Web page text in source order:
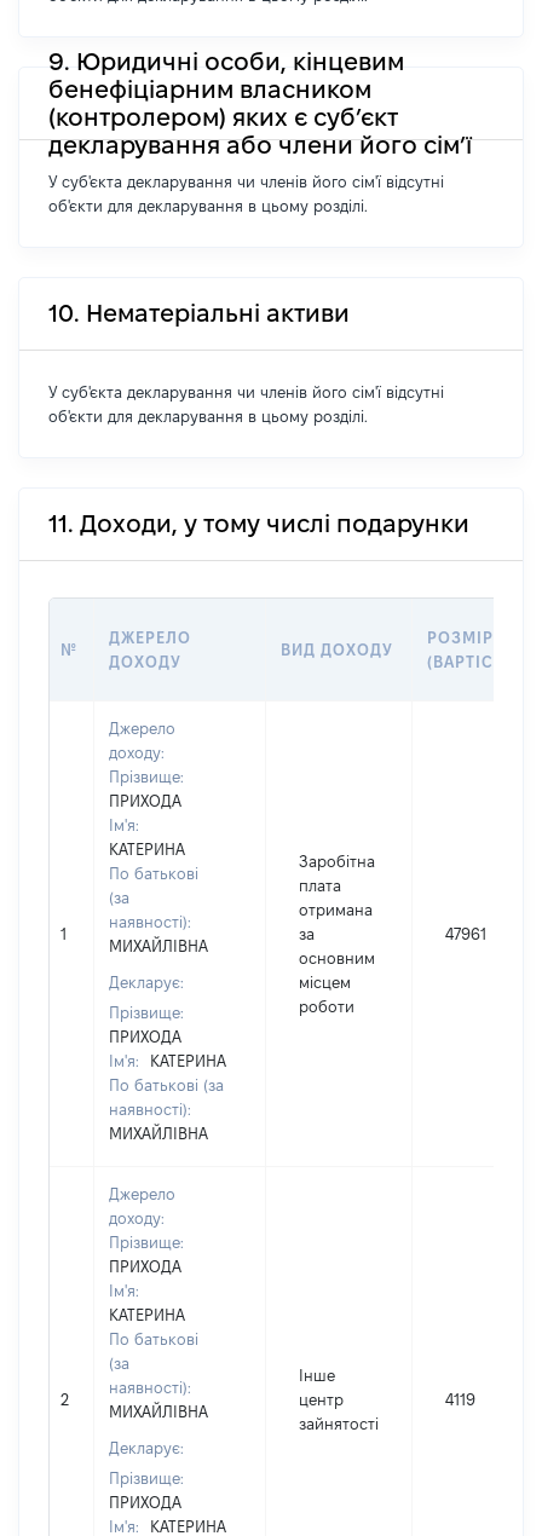
9. Юридичні особи, кінцевим
бенефіціарним власником
(контролером) яких є суб’єкт
декларування або члени його сім’ї
У суб'єкта декларування чи членів його сім'ї відсутні
об'єкти для декларування в цьому розділі.
10. Нематеріальні активи
У суб'єкта декларування чи членів його сім'ї відсутні
об'єкти для декларування в цьому розділі.
11. Доходи, у тому числі подарунки
№
ДЖЕРЕЛО
ДОХОДУ
ВИД ДОХОДУ
РОЗМІР
(ВАРТІСТЬ)
1
Джерело
доходу:
Прізвище:
ПРИХОДА
Ім'я:
КАТЕРИНА
По батькові
(за
наявності):
МИХАЙЛІВНА
Декларує:
Прізвище:
ПРИХОДА
Ім'я:
КАТЕРИНА
По батькові (за
наявності):
МИХАЙЛІВНА
Заробітна
плата
отримана
за
основним
місцем
роботи
47961
2
Джерело
доходу:
Прізвище:
ПРИХОДА
Ім'я:
КАТЕРИНА
По батькові
(за
наявності):
МИХАЙЛІВНА
Декларує:
Прізвище:
ПРИХОДА
Ім'я:
КАТЕРИНА
Інше
центр
зайнятості
4119